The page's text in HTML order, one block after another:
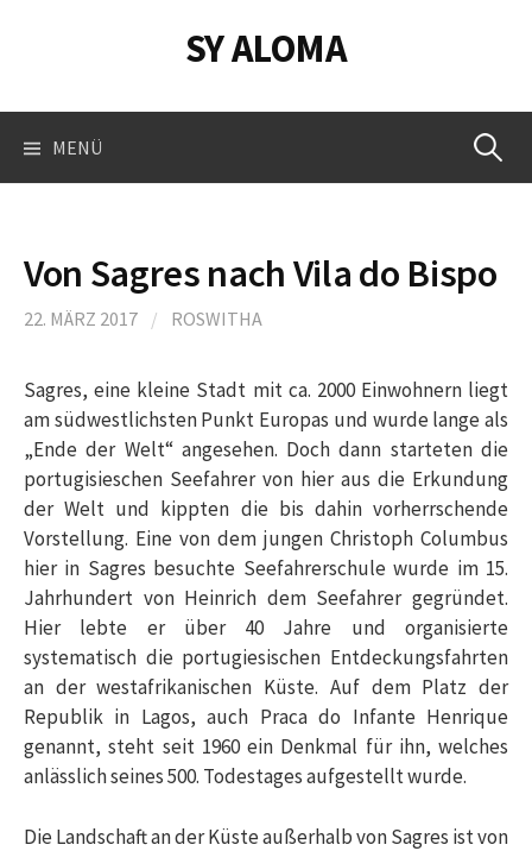
SY ALOMA
MENÜ Suchen
Von Sagres nach Vila do Bispo
22. MÄRZ 2017 / ROSWITHA
Sagres, eine kleine Stadt mit ca. 2000 Einwohnern liegt
am südwestlichsten Punkt Europas und wurde lange als
„Ende der Welt“ angesehen. Doch dann starteten die
portugisieschen Seefahrer von hier aus die Erkundung
der Welt und kippten die bis dahin vorherrschende
Vorstellung. Eine von dem jungen Christoph Columbus
hier in Sagres besuchte Seefahrerschule wurde im 15.
Jahrhundert von Heinrich dem Seefahrer gegründet.
Hier lebte er über 40 Jahre und organisierte
systematisch die portugiesischen Entdeckungsfahrten
an der westafrikanischen Küste. Auf dem Platz der
Republik in Lagos, auch Praca do Infante Henrique
genannt, steht seit 1960 ein Denkmal für ihn, welches
anlässlich seines 500. Todestages aufgestellt wurde.
Die Landschaft an der Küste außerhalb von Sagres ist von